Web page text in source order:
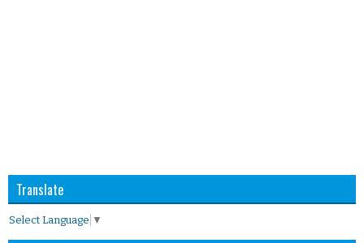
Translate
Select Language ▼